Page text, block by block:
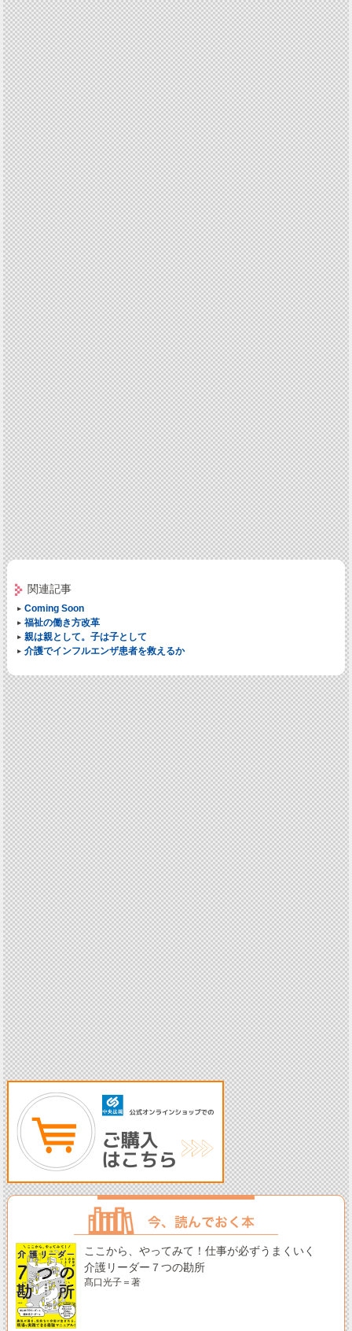
関連記事
Coming Soon
福祉の働き方改革
親は親として。子は子として
介護でインフルエンザ患者を救えるか
ここから、やってみて！仕事が必ずうまくいく
介護リーダー７つの勘所
髙口光子＝著